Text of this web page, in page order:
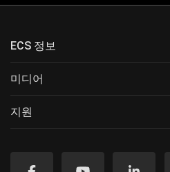
ECS 정보
미디어
지원